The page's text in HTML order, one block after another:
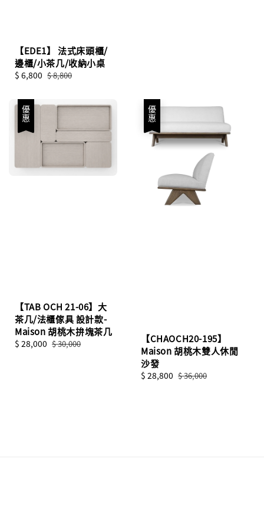
【EDE1】 法式床頭櫃/
邊櫃/小茶几/收納小桌
Sale
$ 6,800 Regular
$ 8,800
優惠
【TAB OCH 21-06】大
茶几/法櫃傢具 設計款-
Maison 胡桃木拚塊茶几
Sale
$ 28,000 Regular
$ 30,000
優惠
【CHAOCH20-195】
Maison 胡桃木雙人休閒
沙發
Sale
$ 28,800 Regular
$ 36,000